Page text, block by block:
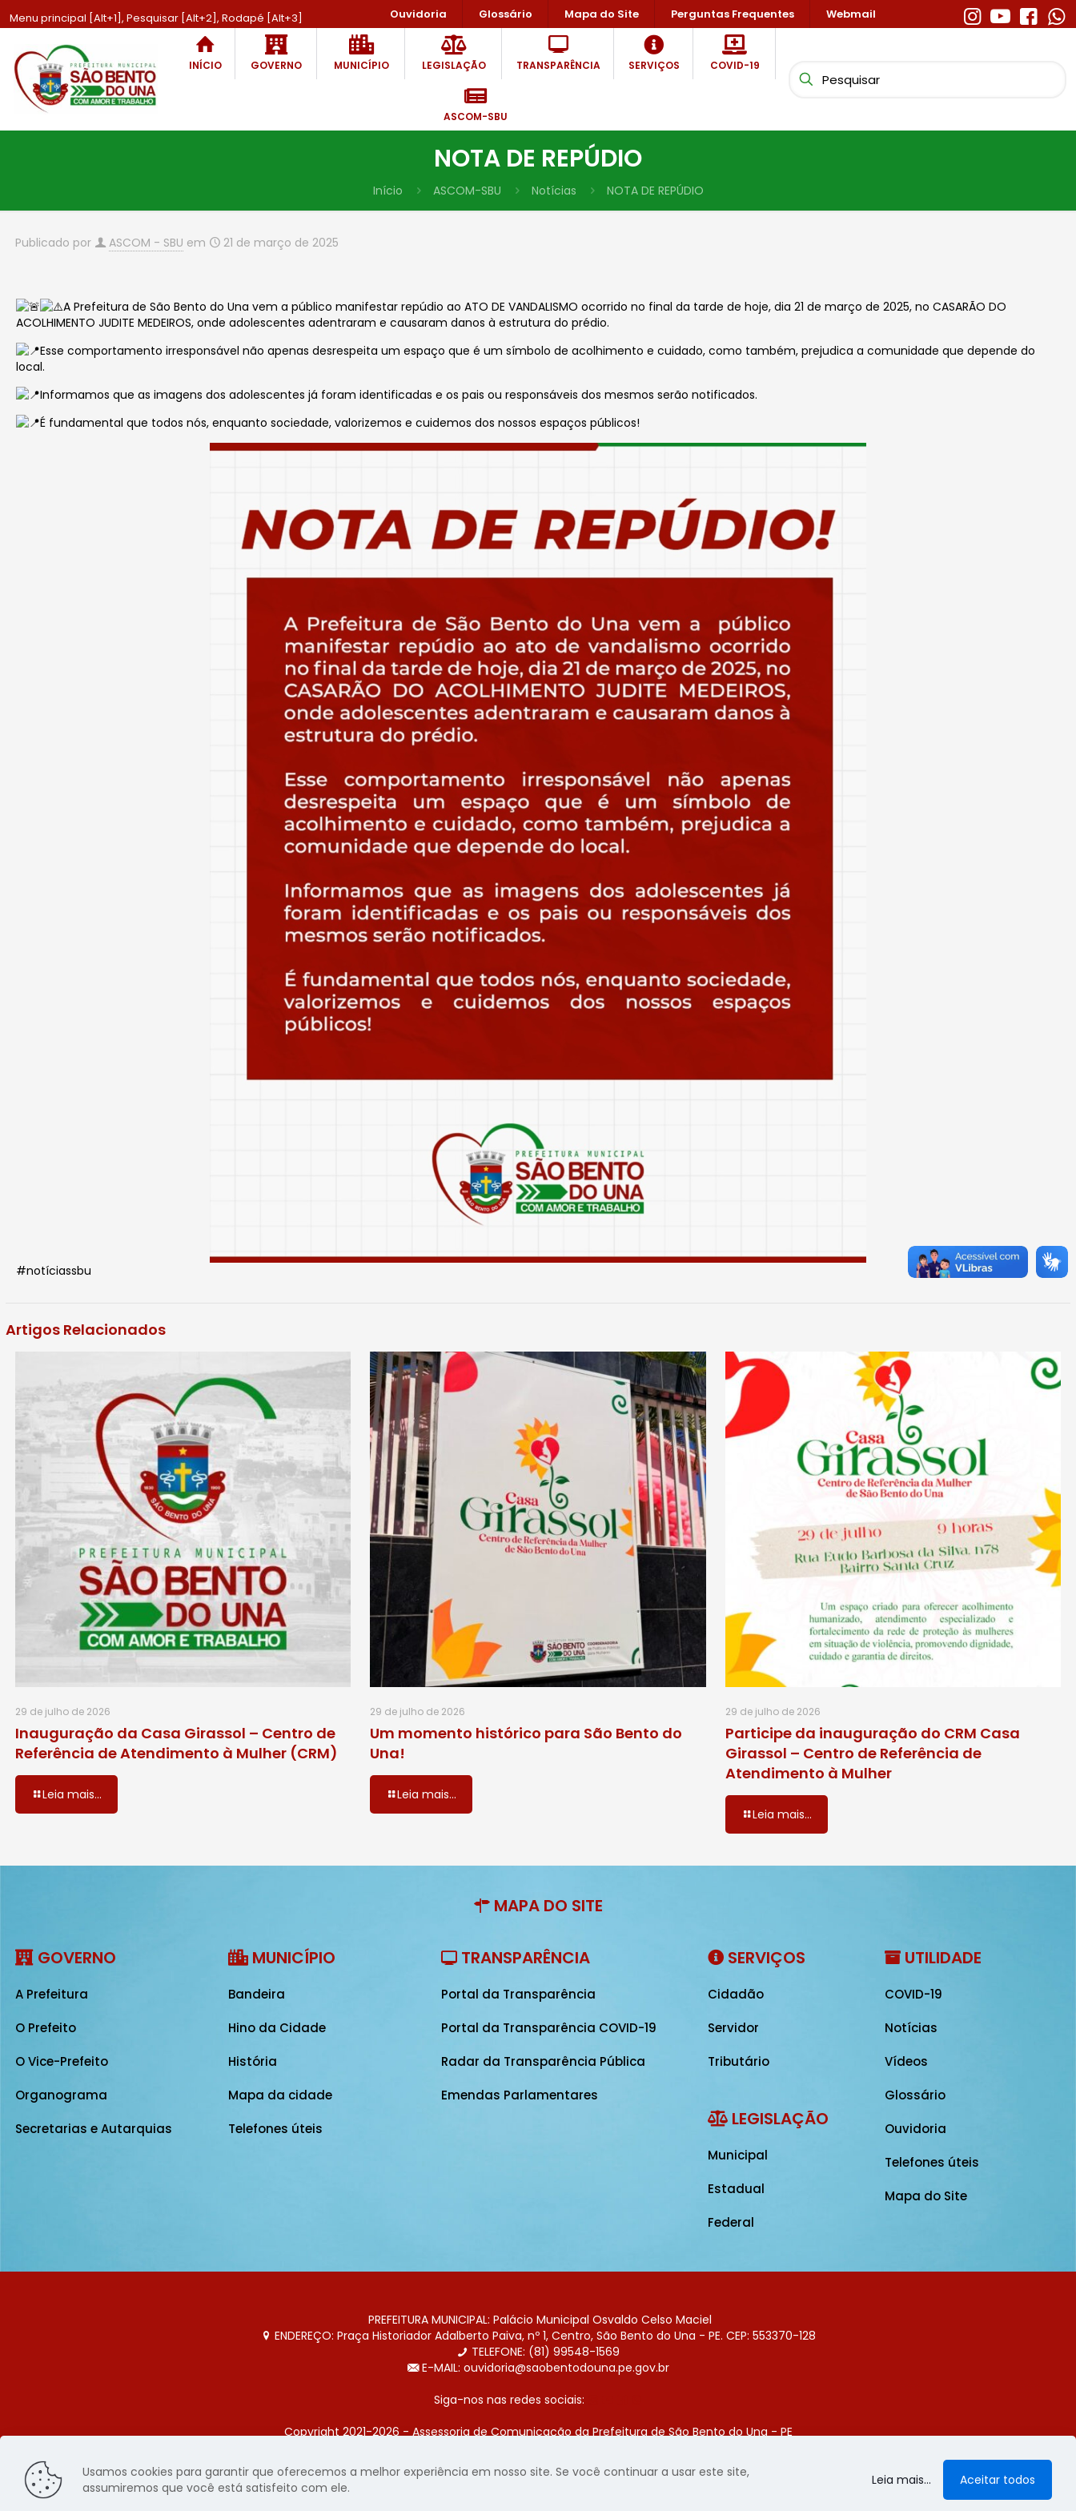
Menu principal [Alt+1], Pesquisar [Alt+2], Rodapé [Alt+3] Ouvidoria Glossário Mapa do Site Perguntas Frequentes Webmail
INÍCIO GOVERNO MUNICÍPIO LEGISLAÇÃO TRANSPARÊNCIA SERVIÇOS COVID-19
ASCOM-SBU
NOTA DE REPÚDIO
Início ASCOM-SBU Notícias NOTA DE REPÚDIO
Publicado por ASCOM - SBU em 21 de março de 2025
A Prefeitura de São Bento do Una vem a público manifestar repúdio ao ATO DE VANDALISMO ocorrido no final da tarde de hoje, dia 21 de março de 2025, no CASARÃO DO
ACOLHIMENTO JUDITE MEDEIROS, onde adolescentes adentraram e causaram danos à estrutura do prédio.
Esse comportamento irresponsável não apenas desrespeita um espaço que é um símbolo de acolhimento e cuidado, como também, prejudica a comunidade que depende do
local.
Informamos que as imagens dos adolescentes já foram identificadas e os pais ou responsáveis dos mesmos serão notificados.
É fundamental que todos nós, enquanto sociedade, valorizemos e cuidemos dos nossos espaços públicos!
#notíciassbu
Artigos Relacionados
29 de julho de 2026
Inauguração da Casa Girassol – Centro de
Referência de Atendimento à Mulher (CRM)
Leia mais...
29 de julho de 2026
Um momento histórico para São Bento do
Una!
Leia mais...
29 de julho de 2026
Participe da inauguração do CRM Casa
Girassol – Centro de Referência de
Atendimento à Mulher
Leia mais...
MAPA DO SITE
GOVERNO
A Prefeitura
O Prefeito
O Vice-Prefeito
Organograma
Secretarias e Autarquias
MUNICÍPIO
Bandeira
Hino da Cidade
História
Mapa da cidade
Telefones úteis
TRANSPARÊNCIA
Portal da Transparência
Portal da Transparência COVID-19
Radar da Transparência Pública
Emendas Parlamentares
SERVIÇOS
Cidadão
Servidor
Tributário
LEGISLAÇÃO
Municipal
Estadual
Federal
UTILIDADE
COVID-19
Notícias
Vídeos
Glossário
Ouvidoria
Telefones úteis
Mapa do Site
PREFEITURA MUNICIPAL: Palácio Municipal Osvaldo Celso Maciel
ENDEREÇO: Praça Historiador Adalberto Paiva, nº 1, Centro, São Bento do Una - PE. CEP: 553370-128
TELEFONE: (81) 99548-1569
E-MAIL: ouvidoria@saobentodouna.pe.gov.br
Siga-nos nas redes sociais:
Copyright 2021-2026 - Assessoria de Comunicação da Prefeitura de São Bento do Una - PE
Página desenvolvida pela agência de publicidade LumusWeb - Agência Digital
Usamos cookies para garantir que oferecemos a melhor experiência em nosso site. Se você continuar a usar este site,
assumiremos que você está satisfeito com ele.
Leia mais... Aceitar todos